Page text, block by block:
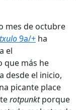
mes de octubre
9a/+ ha
el
que más he
desde el inicio,
picante place
rotpunktporque